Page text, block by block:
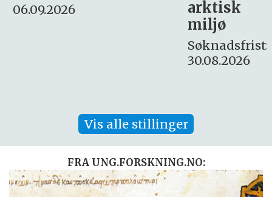
Søknadsfrist:
16. august.
Vis alle stillinger
FRA UNG.FORSKNING.NO: